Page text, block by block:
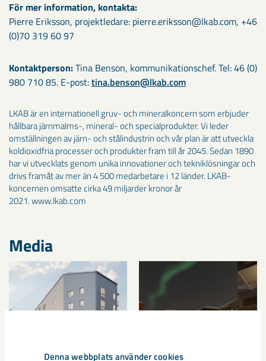
Denna webbplats använder cookies
För mer information, kontakta:
Pierre Eriksson, projektledare: pierre.eriksson@lkab.com, +46
(0)70 319 60 97
Kontaktperson:Tina Benson, kommunikationschef. Tel: 46 (0)
980 710 85. E-post:tina.benson@lkab.com
LKAB är en internationell gruv- och mineralkoncern som erbjuder
hållbara järnmalms-, mineral- och specialprodukter. Vi leder
omställningen av järn- och stålindustrin och vår plan är att utveckla
koldioxidfria processer och produkter fram till år 2045. Sedan 1890
har vi utvecklats genom unika innovationer och tekniklösningar och
drivs framåt av mer än 4 500 medarbetare i 12 länder. LKAB-
koncernen omsatte cirka 49 miljarder kronor år
2021. www.lkab.com
Media